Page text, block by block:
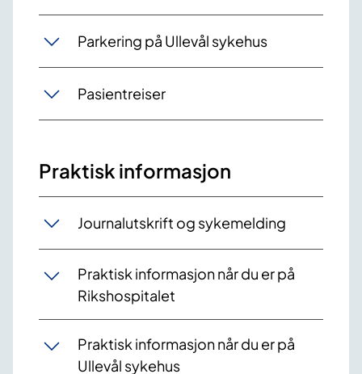
Parkering på Ullevål sykehus
Pasientreiser
Praktisk informasjon
Journalutskrift og sykemelding
Praktisk informasjon når du er på
Rikshospitalet
Praktisk informasjon når du er på
Ullevål sykehus